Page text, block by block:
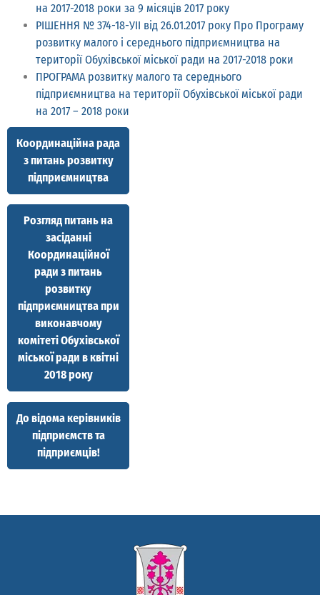
на 2017-2018 роки за 9 місяців 2017 року
РІШЕННЯ № 374-18-УІІ від 26.01.2017 року Про Програму
розвитку малого і середнього підприємництва на
території Обухівської міської ради на 2017-2018 роки
ПРОГРАМА розвитку малого та середнього
підприємництва на території Обухівської міської ради
на 2017 – 2018 роки
Координаційна рада
з питань розвитку
підприємництва
Розгляд питань на
засіданні
Координаційної
ради з питань
розвитку
підприємництва при
виконавчому
комітеті Обухівської
міської ради в квітні
2018 року
До відома керівників
підприємств та
підприємців!